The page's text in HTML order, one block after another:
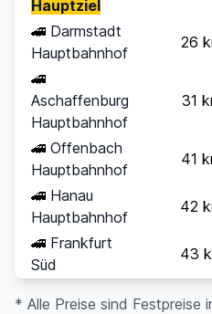
Hauptziel
🚄 Darmstadt
Hauptbahnhof
26
🚄
Aschaffenburg
Hauptbahnhof
31
🚄 Offenbach
Hauptbahnhof
41
🚄 Hanau
Hauptbahnhof
42
🚄 Frankfurt
Süd
43
* Alle Preise sind Festpreise